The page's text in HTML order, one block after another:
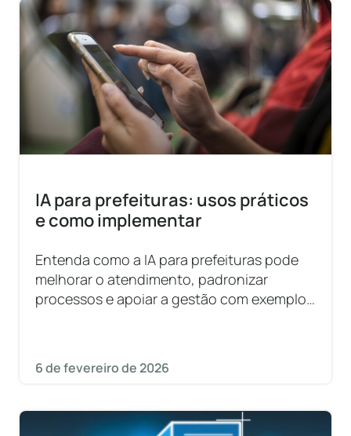
IA para prefeituras: usos práticos
e como implementar
Entenda como a IA para prefeituras pode
melhorar o atendimento, padronizar
processos e apoiar a gestão com exemplos
6 de fevereiro de 2026